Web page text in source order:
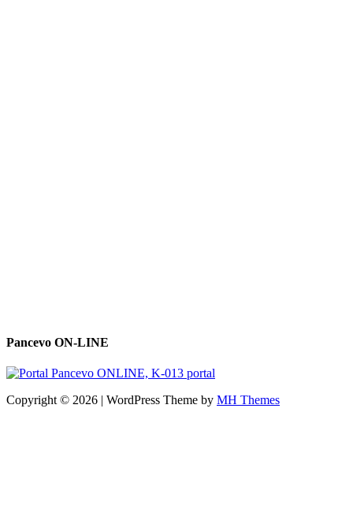
Pancevo ON-LINE
Copyright © 2026 | WordPress Theme by MH Themes